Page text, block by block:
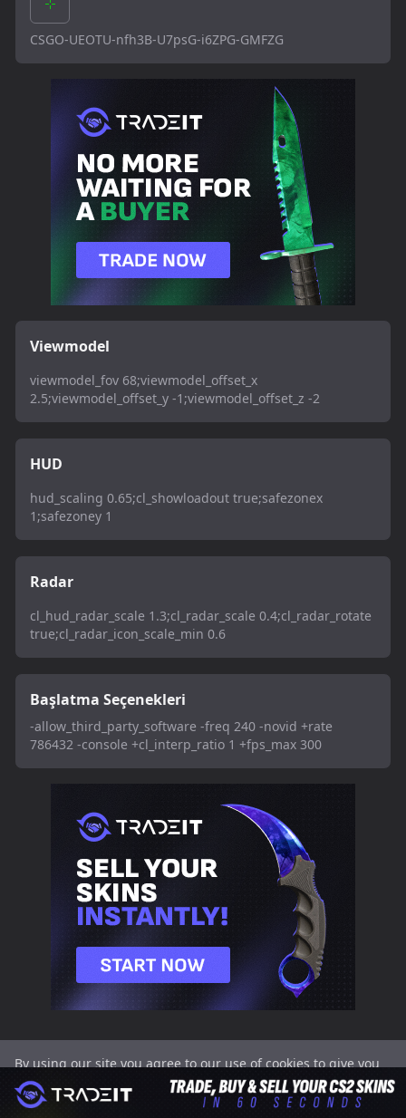
By using our site you agree to our use of cookies to give you
the best experience on our website.
Got it
CSGO-UEOTU-nfh3B-U7psG-i6ZPG-GMFZG
Viewmodel
viewmodel_fov 68;viewmodel_offset_x
2.5;viewmodel_offset_y -1;viewmodel_offset_z -2
HUD
hud_scaling 0.65;cl_showloadout true;safezonex
1;safezoney 1
Radar
cl_hud_radar_scale 1.3;cl_radar_scale 0.4;cl_radar_rotate
true;cl_radar_icon_scale_min 0.6
Başlatma Seçenekleri
-allow_third_party_software -freq 240 -novid +rate
786432 -console +cl_interp_ratio 1 +fps_max 300
SETTINGS.GG
2025 |
Crosshairs |
Valorant
Crosshairs |
CS2
Players
CookiesGizlilik